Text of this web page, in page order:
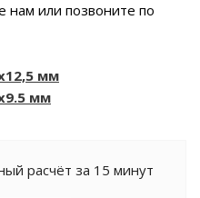
нам или позвоните по
мм
мм
расчёт за 15 минут